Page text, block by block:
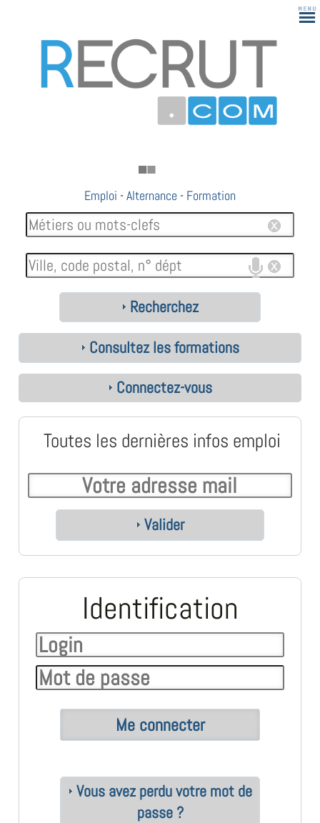
Emploi -Alternance - Formation
Recherchez
Consultez les formations
Connectez-vous
Toutes les dernières infos emploi
Valider
Identification
Vous avez perdu votre mot de
passe ?